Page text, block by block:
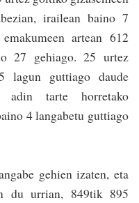
irailean baino 7
artean 612
27 gehiago. 25 urtez
lagun guttiago daude
adin tarte horretako
4 langabetu guttiago
gehien izaten, eta
du urrian, 849tik 895